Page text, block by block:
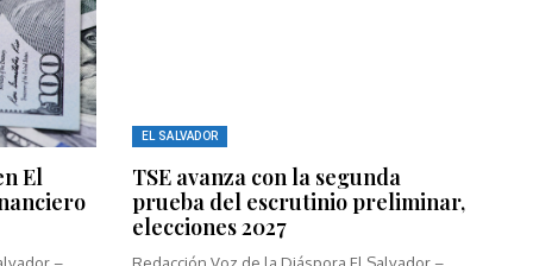
El
EL SALVADOR
TSE avanza con la segunda
prueba del escrutinio preliminar,
elecciones 2027